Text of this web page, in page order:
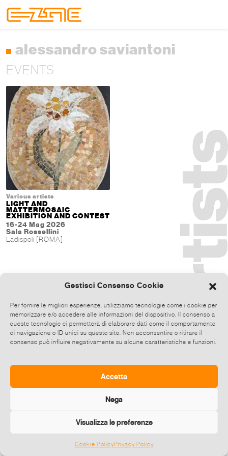
Gestisci Consenso Cookie
Per fornire le migliori esperienze, utilizziamo tecnologie come i cookie per
memorizzare e/o accedere alle informazioni del dispositivo. Il consenso a
queste tecnologie ci permetterà di elaborare dati come il comportamento
di navigazione o ID unici su questo sito. Non acconsentire o ritirare il
consenso può influire negativamente su alcune caratteristiche e funzioni.
Accetta
Nega
Visualizza le preferenze
Cookie PolicyPrivacy Policy
alessandro saviantoni
EVENTS
Various artists
LIGHT AND
MATTERMOSAIC
EXHIBITION AND CONTEST
16-24 Mag 2026
Sala Rossellini
Ladispoli [ROMA]
©2026 E-zine